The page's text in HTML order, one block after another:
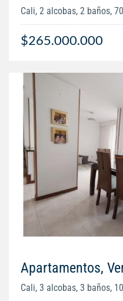
Cali, 2 alcobas, 2 baños,
$265.000.000
Apartamentos,
Cali, 3 alcobas, 3 baños,